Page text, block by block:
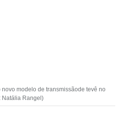
modelo de transmissãode tevê no
Natália Rangel)